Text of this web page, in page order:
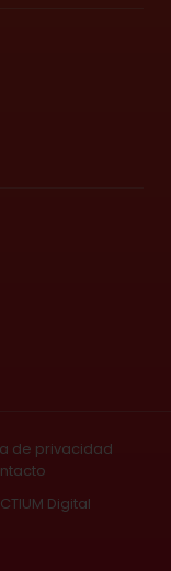
Digital
de privacidad